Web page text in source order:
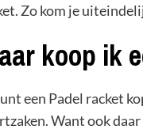
Zo kom je
koop ik
een Padel racket
Want ook